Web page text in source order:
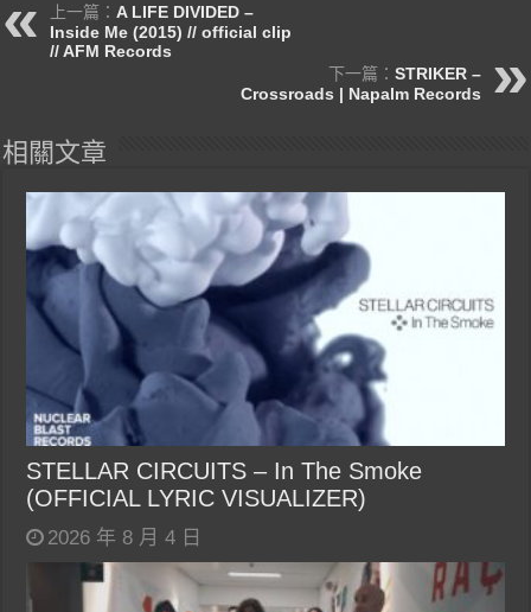
上一篇：A LIFE DIVIDED –
Inside Me (2015) // official clip
// AFM Records
下一篇： STRIKER –
Crossroads | Napalm Records
相關文章
STELLAR CIRCUITS – In The Smoke
(OFFICIAL LYRIC VISUALIZER)
2026 年 8 月 4 日